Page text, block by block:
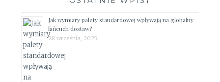
Jak wymiary palety standardowej wpływają na globalny
łańcuch dostaw?
28 września, 2025